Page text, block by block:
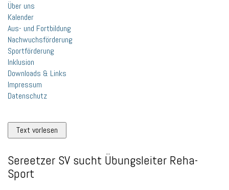
Über uns
Kalender
Aus- und Fortbildung
Nachwuchsförderung
Sportförderung
Inklusion
Downloads & Links
Impressum
Datenschutz
Text vorlesen
Sereetzer SV sucht Übungsleiter Reha-
Sport